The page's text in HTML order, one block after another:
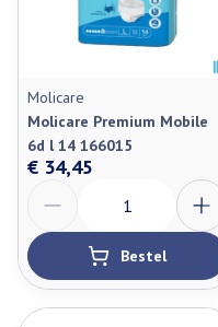
Molicare
Molicare Premium Mobile
6d l 14 166015
€ 34,45
Bestel